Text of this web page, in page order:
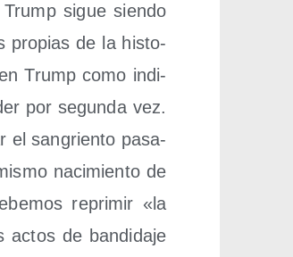
sigue sien­do
pro­pias de la his­to­
Trump como indi­
por segun­da vez.
el san­grien­to pasa­
naci­mien­to de
repri­mir «la
actos de ban­di­da­je